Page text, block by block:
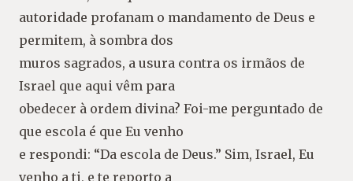
autoridade profanam o mandamento de Deus e
permitem, à sombra dos
muros sagrados, a usura contra os irmãos de
Israel que aqui vêm para
obedecer à ordem divina? Foi-me perguntado de
que escola é que Eu venho
e respondi: “Da escola de Deus.” Sim, Israel, Eu
venho a ti, e te reporto a